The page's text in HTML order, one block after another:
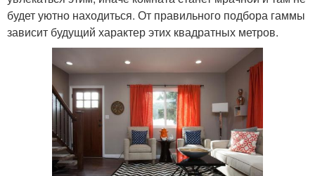
будет уютно находиться. От правильного подбора гаммы
зависит будущий характер этих квадратных метров.